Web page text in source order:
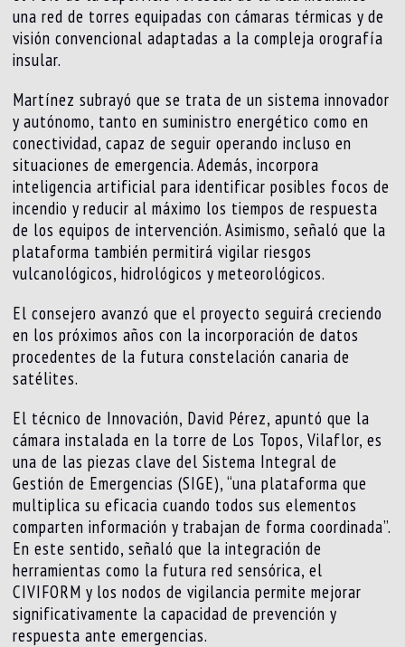
una red de torres equipadas con cámaras térmicas y de
visión convencional adaptadas a la compleja orografía
insular.
Martínez subrayó que se trata de un sistema innovador
y autónomo, tanto en suministro energético como en
conectividad, capaz de seguir operando incluso en
situaciones de emergencia. Además, incorpora
inteligencia artificial para identificar posibles focos de
incendio y reducir al máximo los tiempos de respuesta
de los equipos de intervención. Asimismo, señaló que la
plataforma también permitirá vigilar riesgos
vulcanológicos, hidrológicos y meteorológicos.
El consejero avanzó que el proyecto seguirá creciendo
en los próximos años con la incorporación de datos
procedentes de la futura constelación canaria de
satélites.
El técnico de Innovación, David Pérez, apuntó que la
cámara instalada en la torre de Los Topos, Vilaflor, es
una de las piezas clave del Sistema Integral de
Gestión de Emergencias (SIGE), “una plataforma que
multiplica su eficacia cuando todos sus elementos
comparten información y trabajan de forma coordinada”.
En este sentido, señaló que la integración de
herramientas como la futura red sensórica, el
CIVIFORM y los nodos de vigilancia permite mejorar
significativamente la capacidad de prevención y
respuesta ante emergencias.